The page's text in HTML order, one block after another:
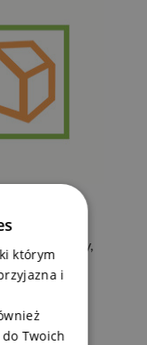
rolety,
którym
i
Twoich